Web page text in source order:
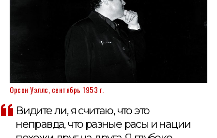
Орсон Уэллс, сентябрь 1953 г.
Видите ли, я считаю, что это
неправда, что разные расы и нации